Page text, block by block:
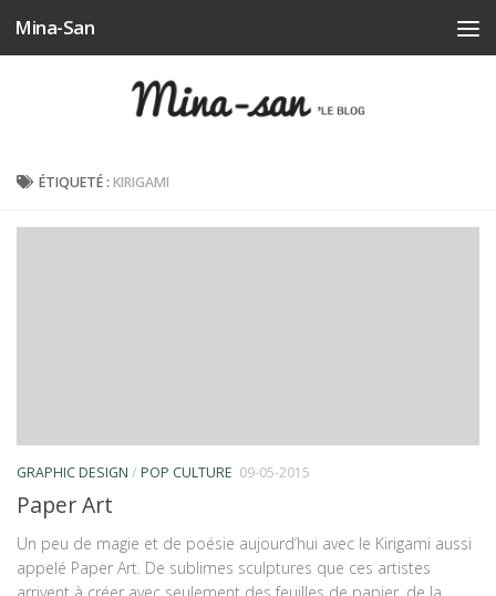
Skip to content
Mina-San
ÉTIQUETÉ :KIRIGAMI
GRAPHIC DESIGN / POP CULTURE 09-05-2015
Paper Art
Un peu de magie et de poésie aujourd’hui avec le Kirigami aussi
appelé Paper Art. De sublimes sculptures que ces artistes
arrivent à créer avec seulement des feuilles de papier, de la